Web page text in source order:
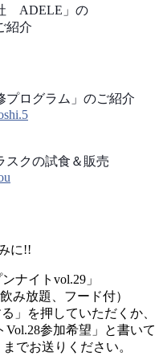
ADELE」の
紹介
ログラム」のご紹介
クの試食＆販売
に!!
ナイトvol.29 」
み放題、フード付）
」を押していただくか、
参加希望」
と書いて
までお送りください。